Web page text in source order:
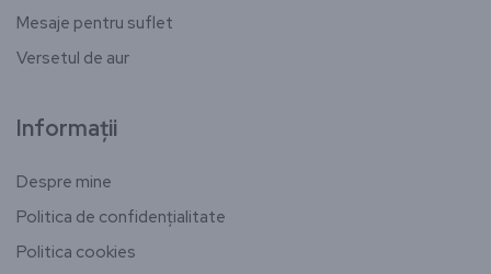
Mesaje pentru suflet
Versetul de aur
Informații
Despre mine
Politica de confidențialitate
Politica cookies